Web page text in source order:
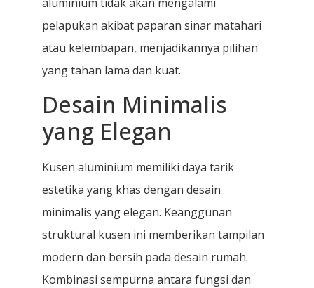
pelapukan akibat paparan sinar matahari
atau kelembapan, menjadikannya pilihan
yang tahan lama dan kuat.
Desain Minimalis
yang Elegan
Kusen aluminium memiliki daya tarik
estetika yang khas dengan desain
minimalis yang elegan. Keanggunan
struktural kusen ini memberikan tampilan
modern dan bersih pada desain rumah.
Kombinasi sempurna antara fungsi dan